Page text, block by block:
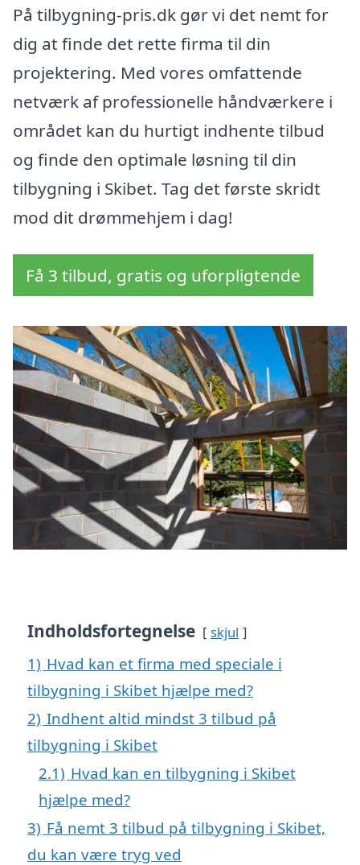
På tilbygning-pris.dk gør vi det nemt for
dig at finde det rette firma til din
projektering. Med vores omfattende
netværk af professionelle håndværkere i
området kan du hurtigt indhente tilbud
og finde den optimale løsning til din
tilbygning i Skibet. Tag det første skridt
mod dit drømmehjem i dag!
Få 3 tilbud, gratis og uforpligtende
Indholdsfortegnelse skjul
1) Hvad kan et firma med speciale i
tilbygning i Skibet hjælpe med?
2) Indhent altid mindst 3 tilbud på
tilbygning i Skibet
2.1) Hvad kan en tilbygning i Skibet
hjælpe med?
3) Få nemt 3 tilbud på tilbygning i Skibet,
du kan være tryg ved